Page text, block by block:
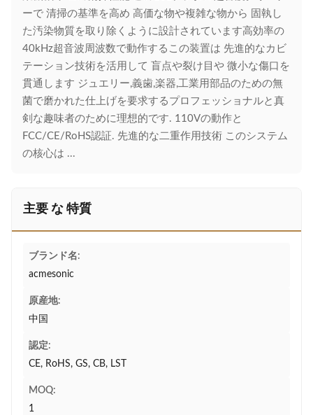
ーで 清掃の基準を高め 高価な物や複雑な物から 固執し
た汚染物質を取り除くように設計されています高効率の
40kHz超音波周波数で動作するこの装置は 先進的なカビ
テーション技術を活用して 盲点や裂け目や 微小な傷口を
貫通します ジュエリー,義歯,楽器,工業用部品のための無
菌で磨かれた仕上げを要求するプロフェッショナルと真
剣な趣味者のために理想的です. 110Vの動作と
FCC/CE/RoHS認証. 先進的な二重作用技術 このシステム
の核心は ...
主要 な 特質
ブランド名:
acmesonic
原産地:
中国
認定:
CE, RoHS, GS, CB, LST
MOQ:
1